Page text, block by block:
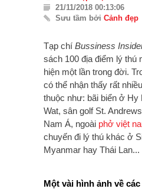
21/11/2018 00:13:06
Sưu tầm bởi Cảnh đẹp
Tạp chí Bussiness
sách 100 địa điểm lý thú
hiện một lần trong đời.
có thể nhận thấy rất
thuộc như: bãi biển ở Hy
Wat, sân golf St.
Nam Á, ngoài phở việt
chuyến đi lý thú khác ở
Myanmar hay Thái Lan...
Một vài hình ảnh về